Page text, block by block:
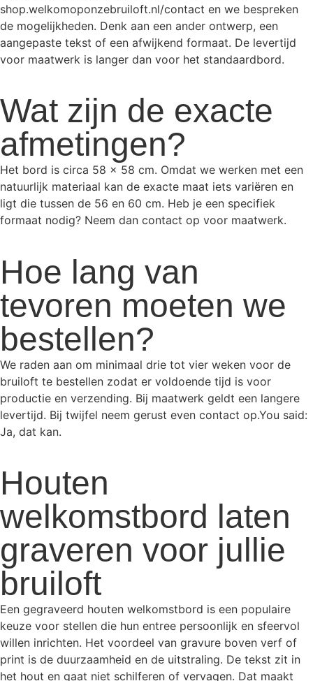
shop.welkomoponzebruiloft.nl/contact en we bespreken
de mogelijkheden. Denk aan een ander ontwerp, een
aangepaste tekst of een afwijkend formaat. De levertijd
voor maatwerk is langer dan voor het standaardbord.
Wat zijn de exacte
afmetingen?
Het bord is circa 58 x 58 cm. Omdat we werken met een
natuurlijk materiaal kan de exacte maat iets variëren en
ligt die tussen de 56 en 60 cm. Heb je een specifiek
formaat nodig? Neem dan contact op voor maatwerk.
Hoe lang van
tevoren moeten we
bestellen?
We raden aan om minimaal drie tot vier weken voor de
bruiloft te bestellen zodat er voldoende tijd is voor
productie en verzending. Bij maatwerk geldt een langere
levertijd. Bij twijfel neem gerust even contact op.You said:
Ja, dat kan.
Houten
welkomstbord laten
graveren voor jullie
bruiloft
Een gegraveerd houten welkomstbord is een populaire
keuze voor stellen die hun entree persoonlijk en sfeervol
willen inrichten. Het voordeel van gravure boven verf of
print is de duurzaamheid en de uitstraling. De tekst zit in
het hout en gaat niet schilferen of vervagen. Dat maakt